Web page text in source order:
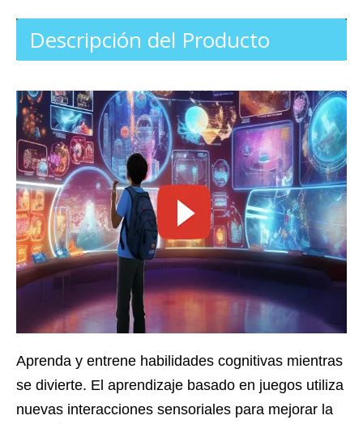
Descripción del Producto
Aprenda y entrene habilidades cognitivas mientras
se divierte. El aprendizaje basado en juegos utiliza
nuevas interacciones sensoriales para mejorar la